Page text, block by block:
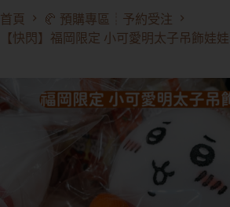
首頁
🥐 預購專區┊予約受注
【快閃】福岡限定 小可愛明太子吊飾娃娃